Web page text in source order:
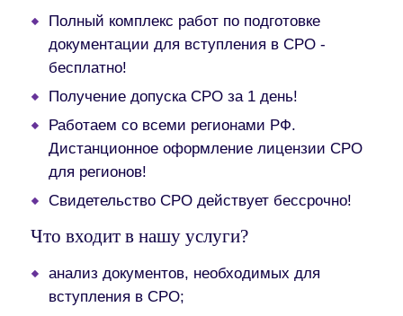
Полный комплекс работ по подготовке
документации для вступления в СРО -
бесплатно!
Получение допуска СРО за 1 день!
Работаем со всеми регионами РФ.
Дистанционное оформление лицензии СРО
для регионов!
Свидетельство СРО действует бессрочно!
Что входит в нашу услуги?
анализ документов, необходимых для
вступления в СРО;